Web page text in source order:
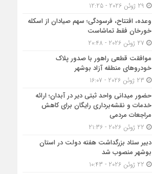
وعده، افتتاح، فرسودگی؛ سهم صیادان از اسکله
خورخان فقط تماشاست
موافقت قطعی راهور با صدور پلاک
خودروهای منطقه آزاد بوشهر
حضور میدانی واحد ثبتی دیر در آبدان؛ ارائه
خدمات و نقشه‌برداری رایگان برای کاهش
مراجعات مردمی
دبیر ستاد بزرگداشت هفته دولت در استان
بوشهر منصوب شد